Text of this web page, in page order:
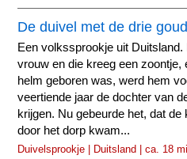
De duivel met de drie
Een volkssprookje uit
vrouw en die kreeg een zoontje,
helm geboren was, werd hem
veertiende jaar de dochter van
krijgen. Nu gebeurde het, dat de
door het dorp kwam...
Duivelsprookje | Duitsland | ca. 18